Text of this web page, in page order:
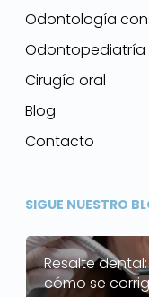
Odontología
Odontopediatría
Cirugía oral
Blog
Contacto
SIGUE NUESTRO
Resalte
cómo se